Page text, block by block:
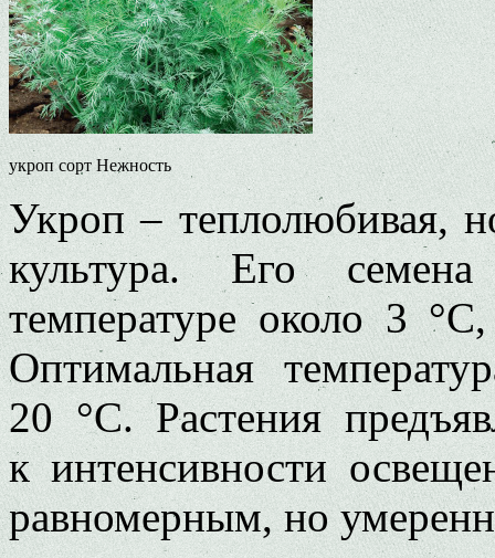
укроп сорт Нежность
Укроп – теплолюбивая,
культура. Его
температуре около 3
Оптимальная
20 °C. Растения
к интенсивности
равномерным, но